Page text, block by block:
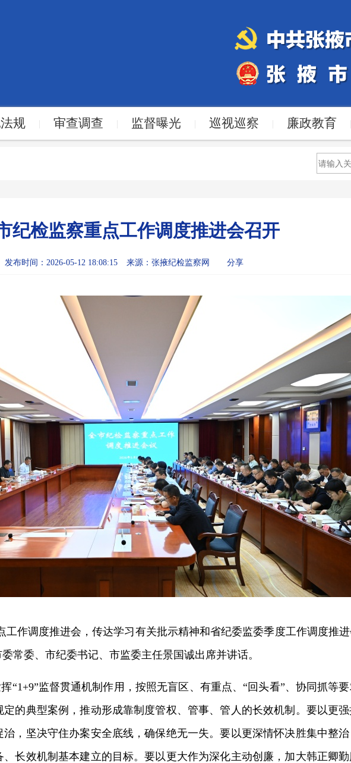
规 | 审查调查 | 监督曝光 | 巡视巡察 | 廉政教育 |
纪检监察重点工作调度推进会召开
发布时间：2026-05-12 18:08:15 来源：张掖纪检监察网 分享
工作调度推进会，传达学习有关批示精神和省纪委监委季度工作调度推
常委、市纪委书记、市监委主任景国诚出席并讲话。
“1+9”监督贯通机制作用，按照无盲区、有重点、“回头看”、协同抓等
的典型案例，推动形成靠制度管权、管事、管人的长效机制。要以更
，坚决守住办案安全底线，确保绝无一失。要以更深情怀决胜集中整
长效机制基本建立的目标。要以更大作为深化主动创廉，加大韩正卿